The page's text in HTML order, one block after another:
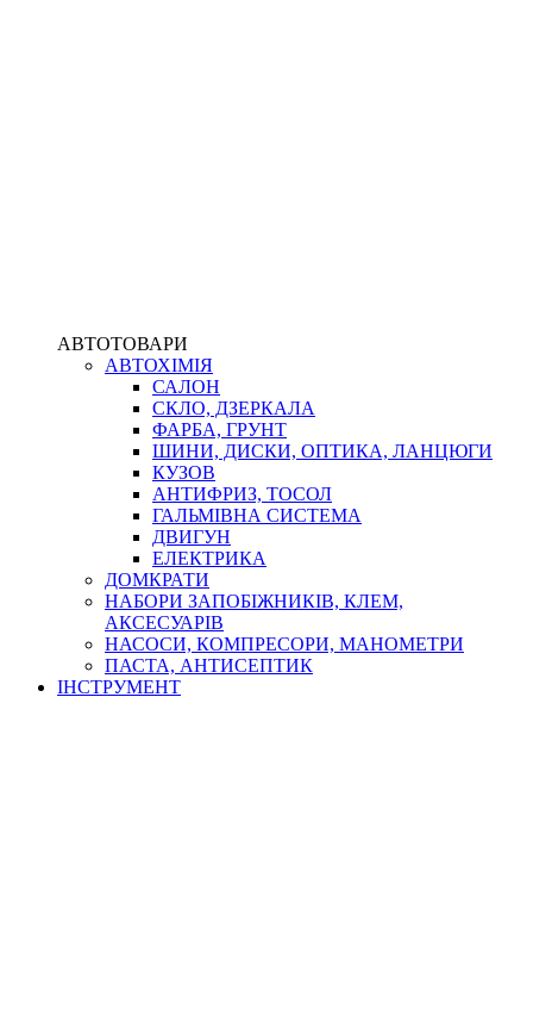
АВТОТОВАРИ
АВТОХІМІЯ
САЛОН
СКЛО, ДЗЕРКАЛА
ФАРБА, ГРУНТ
ШИНИ, ДИСКИ, ОПТИКА, ЛАНЦЮГИ
КУЗОВ
АНТИФРИЗ, ТОСОЛ
ГАЛЬМІВНА СИСТЕМА
ДВИГУН
ЕЛЕКТРИКА
ДОМКРАТИ
НАБОРИ ЗАПОБІЖНИКІВ, КЛЕМ,
АКСЕСУАРІВ
НАСОСИ, КОМПРЕСОРИ, МАНОМЕТРИ
ПАСТА, АНТИСЕПТИК
ІНСТРУМЕНТ